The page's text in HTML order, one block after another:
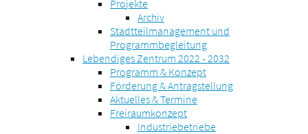
Projekte
Archiv
Stadtteilmanagement und
Programmbegleitung
Lebendiges Zentrum 2022 - 2032
Programm & Konzept
Förderung & Antragstellung
Aktuelles & Termine
Freiraumkonzept
Industriebetriebe